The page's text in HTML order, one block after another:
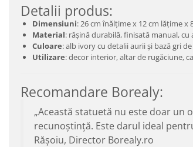
Detalii produs:
Dimensiuni: 26 cm înălțime x 12 cm lățime x
Material: rășină durabilă, finisată manual,
Culoare: alb ivory cu detalii aurii și bază gri
Utilizare: decor interior, altar de rugăciune,
Recomandare Borealy:
„Această statuetă nu este doar un
recunoștință. Este darul ideal
Rășoiu, Director Borealy.ro